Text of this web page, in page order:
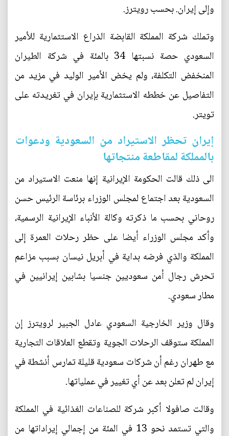
وإلى إيران. بحسب رويترز.
وتملك شركة المملكة القابضة الذراع الاستثمارية للأمير
السعودي حصة نسبتها 34 بالمئة في شركة الطيران
المنخفض التكلفة، ولم يخض الأمير الوليد في مزيد من
التفاصيل عن خططه الاستثمارية بإيران في تغريدته على
تويتر.
إيران تحظر الاستيراد من السعودية ودعوات
بالمملكة لمقاطعة منتجاتها
الى ذلك قالت الحكومة الإيرانية إنها منعت الاستيراد من
السعودية بعد اجتماع لمجلس الوزراء برئاسة الرئيس حسن
روحاني بحسب ما ذكرته وكالة الأنباء الإيرانية الرسمية،
وأكد مجلس الوزراء أيضا على حظر رحلات العمرة إلى
المملكة والذي فرضه بداية في أبريل نيسان بسبب مزاعم
تحرش رجال أمن سعوديين جنسيا بشابين إيرانيين في
مطار سعودي.
وقال وزير الخارجية السعودي عادل الجبير لرويترز إن
المملكة ستوقف الرحلات الجوية وتقطع العلاقات التجارية
مع طهران رغم أن شركات سعودية قليلة تمارس أنشطة في
إيران لم تعلن بعد عن أي تغيير في عملياتها.
وقالت صافولا أكبر شركة للصناعات الغذائية في المملكة
والتي تستمد نحو 13 في المئة من إجمالي إيراداتها من